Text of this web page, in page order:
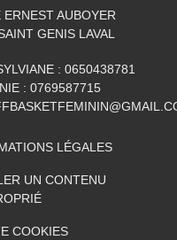
ERNEST AUBOYER
GENIS LAVAL
: 0650438781
: 0769587715
LÉGALES
UN CONTENU
COOKIES